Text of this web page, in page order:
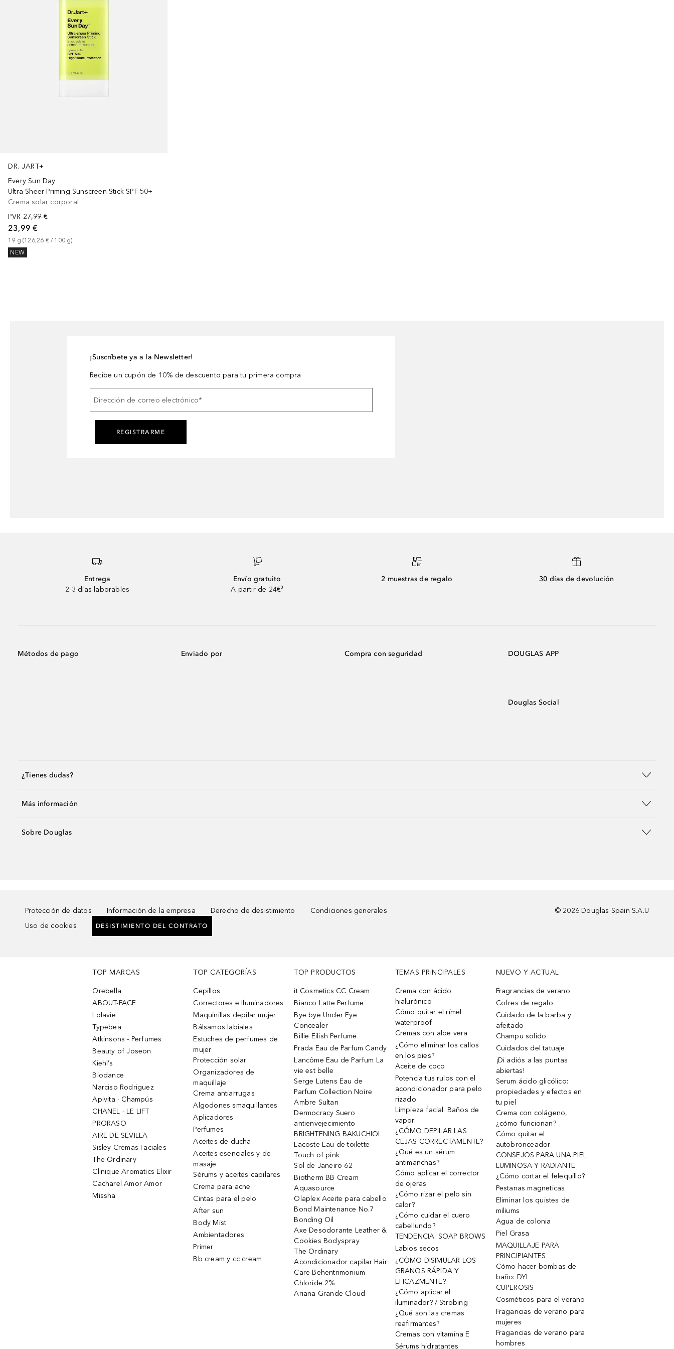
DR. JART+
Every Sun Day
Ultra-Sheer Priming Sunscreen Stick SPF 50+
Crema solar corporal
PVR 27,99 €
23,99 €
19 g (126,26 € / 100 g)
NEW
¡Suscríbete ya a la Newsletter!
Recibe un cupón de 10% de descuento para tu primera compra
Dirección de correo electrónico*
REGISTRARME
Entrega
2-3 días laborables
Envío gratuito
A partir de 24€³
2 muestras de regalo 30 días de devolución
Métodos de pago Enviado por Compra con seguridad DOUGLAS APP
Douglas Social
¿Tienes dudas?
Más información
Sobre Douglas
Protección de datos Información de la empresa Derecho de desistimiento
Condiciones generales
Uso de cookies
DESISTIMIENTO DEL CONTRATO
© 2026 Douglas Spain S.A.U
TOP MARCAS
Orebella
ABOUT-FACE
Lolavie
Typebea
Atkinsons - Perfumes
Beauty of Joseon
Kiehl’s
Biodance
Narciso Rodriguez
Apivita - Champús
CHANEL - LE LIFT
PRORASO
AIRE DE SEVILLA
Sisley Cremas Faciales
The Ordinary
Clinique Aromatics Elixir
Cacharel Amor Amor
Missha
TOP CATEGORÍAS
Cepillos
Correctores e Iluminadores
Maquinillas depilar mujer
Bálsamos labiales
Estuches de perfumes de
mujer
Protección solar
Organizadores de
maquillaje
Crema antiarrugas
Algodones smaquillantes
Aplicadores
Perfumes
Aceites de ducha
Aceites esenciales y de
masaje
Sérums y aceites capilares
Crema para acne
Cintas para el pelo
After sun
Body Mist
Ambientadores
Primer
Bb cream y cc cream
TOP PRODUCTOS
it Cosmetics CC Cream
Bianco Latte Perfume
Bye bye Under Eye
Concealer
Billie Eilish Perfume
Prada Eau de Parfum Candy
Lancôme Eau de Parfum La
vie est belle
Serge Lutens Eau de
Parfum Collection Noire
Ambre Sultan
Dermocracy Suero
antienvejecimiento
BRIGHTENING BAKUCHIOL
Lacoste Eau de toilette
Touch of pink
Sol de Janeiro 62
Biotherm BB Cream
Aquasource
Olaplex Aceite para cabello
Bond Maintenance No.7
Bonding Oil
Axe Desodorante Leather &
Cookies Bodyspray
The Ordinary
Acondicionador capilar Hair
Care Behentrimonium
Chloride 2%
Ariana Grande Cloud
TEMAS PRINCIPALES
Crema con ácido
hialurónico
Cómo quitar el rímel
waterproof
Cremas con aloe vera
¿Cómo eliminar los callos
en los pies?
Aceite de coco
Potencia tus rulos con el
acondicionador para pelo
rizado
Limpieza facial: Baños de
vapor
¿CÓMO DEPILAR LAS
CEJAS CORRECTAMENTE?
¿Qué es un sérum
antimanchas?
Cómo aplicar el corrector
de ojeras
¿Cómo rizar el pelo sin
calor?
¿Cómo cuidar el cuero
cabellundo?
TENDENCIA: SOAP BROWS
Labios secos
¿CÓMO DISIMULAR LOS
GRANOS RÁPIDA Y
EFICAZMENTE?
¿Cómo aplicar el
iluminador? / Strobing
¿Qué son las cremas
reafirmantes?
Cremas con vitamina E
Sérums hidratantes
NUEVO Y ACTUAL
Fragrancias de verano
Cofres de regalo
Cuidado de la barba y
afeitado
Champu solido
Cuidados del tatuaje
¡Di adiós a las puntas
abiertas!
Serum ácido glicólico:
propiedades y efectos en
tu piel
Crema con colágeno,
¿cómo funcionan?
Cómo quitar el
autobronceador
CONSEJOS PARA UNA PIEL
LUMINOSA Y RADIANTE
¿Cómo cortar el felequillo?
Pestanas magneticas
Eliminar los quistes de
miliums
Agua de colonia
Piel Grasa
MAQUILLAJE PARA
PRINCIPIANTES
Cómo hacer bombas de
baño: DYI
CUPEROSIS
Cosméticos para el verano
Fragancias de verano para
mujeres
Fragancias de verano para
hombres